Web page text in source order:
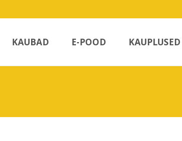
KAUBAD E-POOD KAUPLUSED